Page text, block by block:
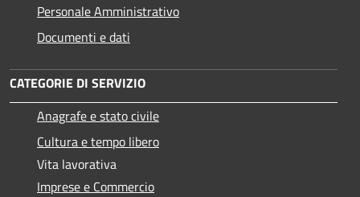
Personale Amministrativo
Documenti e dati
CATEGORIE DI SERVIZIO
Anagrafe e stato civile
Cultura e tempo libero
Vita lavorativa
Imprese e Commercio